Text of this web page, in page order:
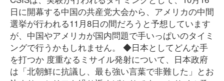
日に開幕する中国の共産党大会から、アメリカの中間
選挙が行われる11月8日の間だろうと予想しています
が、中国やアメリカが国内問題で手いっぱいのタイミ
ングで行うかもしれません。 ◆日本としてどんな手
を打つか 度重なるミサイル発射について、日本政府
は「北朝鮮に抗議し、最も強い言葉で非難した」とお